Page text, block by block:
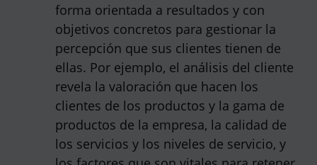
forma orientada a resultados y con
objetivos concretos para gestionar la
percepción que sus clientes tienen de
ellas. Por ejemplo, el análisis del cliente
revela la valoración que hacen los
clientes de los productos y la gama de
productos de la empresa, la calidad de
los servicios y los niveles de servicio, y